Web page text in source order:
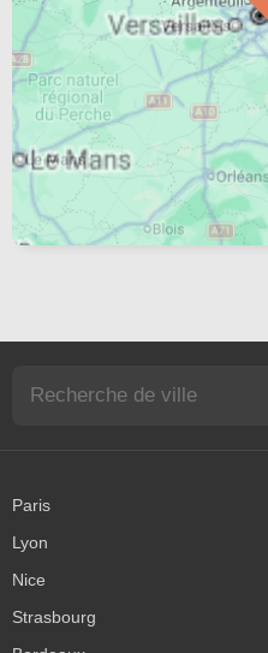
Paris
Lyon
Nice
Strasbourg